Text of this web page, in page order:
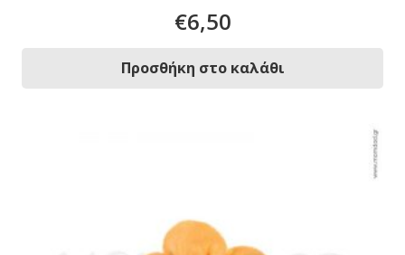
€6,50
Προσθήκη στο καλάθι